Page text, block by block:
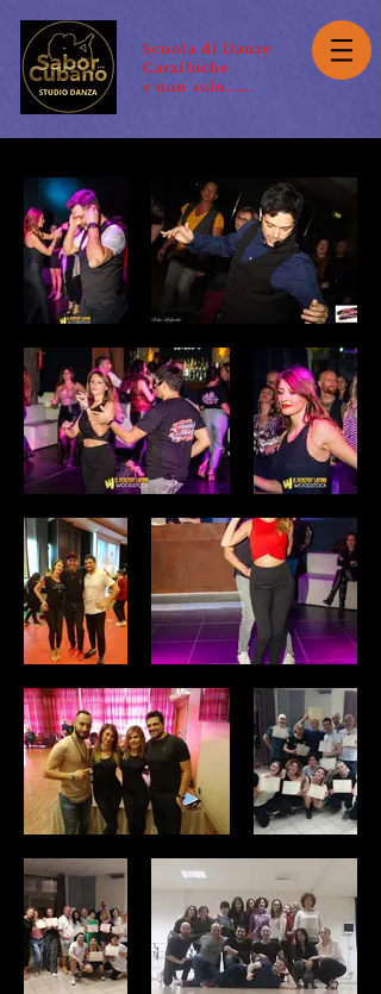
Scuola di Danze
Caraibiche
e non solo......